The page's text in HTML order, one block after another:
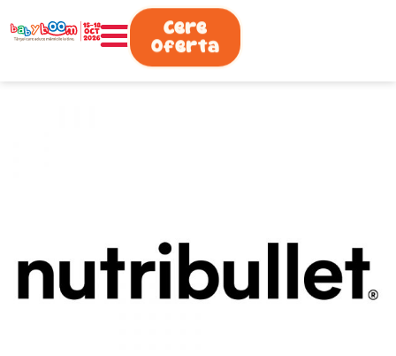
0730.808.038
Cere
Oferta